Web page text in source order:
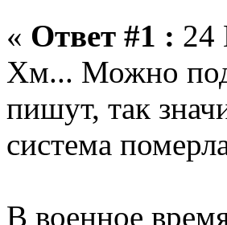
« Ответ #1 : 24
Хм... Можно
пишут, так
система
В военное